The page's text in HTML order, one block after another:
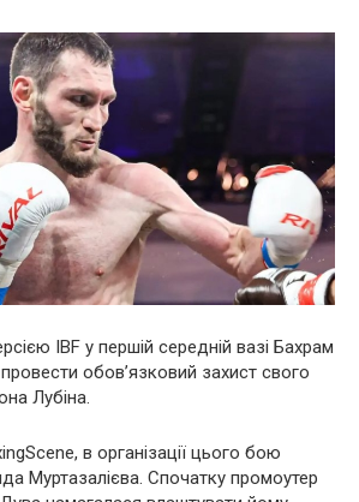
IBF у першій середній вазі Бахрам
обов’язковий захист свого
Лубіна.
в організації цього бою
Муртазалієва. Спочатку промоутер